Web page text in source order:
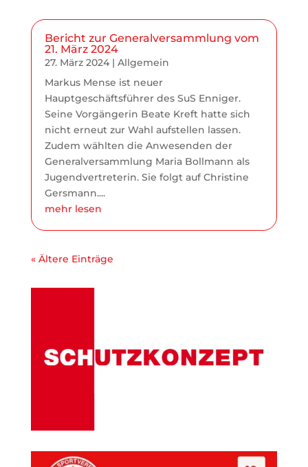
Bericht zur Generalversammlung vom
21. März 2024
27. März 2024| Allgemein
Markus Mense ist neuer
Hauptgeschäftsführer des SuS Enniger.
Seine Vorgängerin Beate Kreft hatte sich
nicht erneut zur Wahl aufstellen lassen.
Zudem wählten die Anwesenden der
Generalversammlung Maria Bollmann als
Jugendvertreterin. Sie folgt auf Christine
Gersmann....
mehr lesen
« Ältere Einträge